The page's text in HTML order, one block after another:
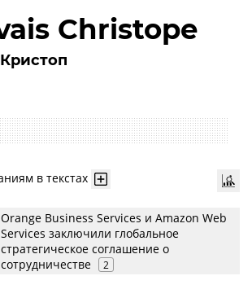
Christope
в текстах
Orange Business Services и Amazon Web
Services заключили глобальное
стратегическое соглашение о
сотрудничестве
2